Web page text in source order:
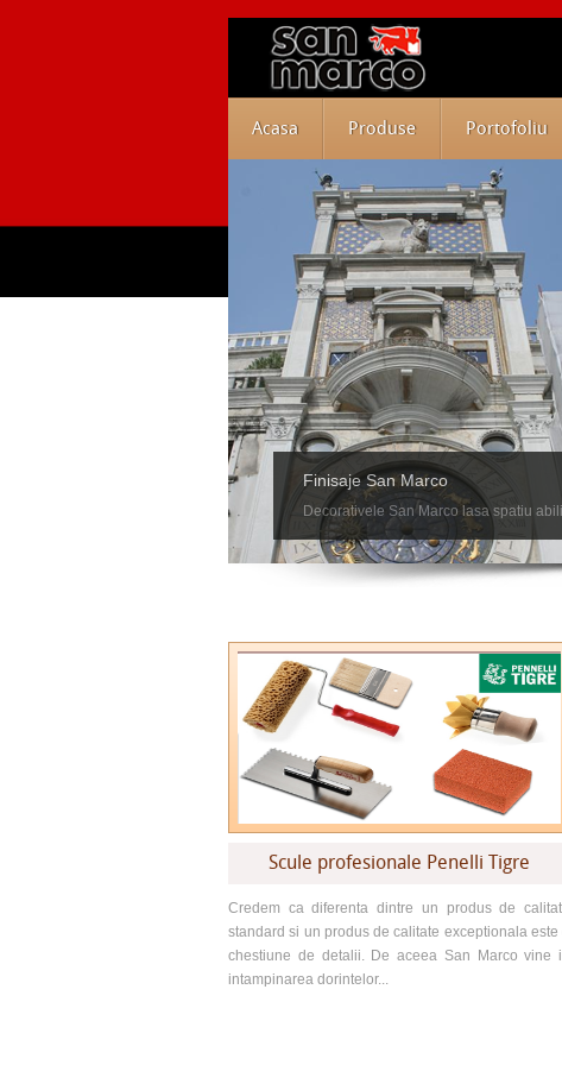
Acasa Produse Portofoliu
Finisaje San Marco
Decorativele San Marco lasa spatiu
Scule profesionale Penelli Tigre
Credem ca diferenta dintre un produs de
standard si un produs de calitate exceptionala este
chestiune de detalii. De aceea San Marco vine
intampinarea dorintelor...